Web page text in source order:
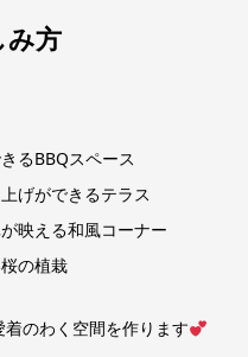
み方
るBBQスペース
げができるテラス
映える和風コーナー
の植栽
のわく空間を作ります